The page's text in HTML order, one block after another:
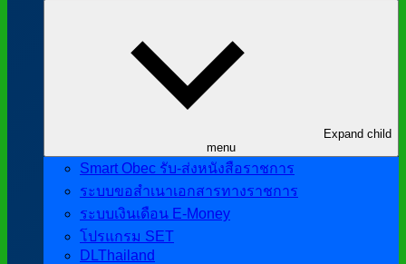
Expand child
menu
Smart Obec รับ-ส่งหนังสือราชการ
ระบบขอสำเนาเอกสารทางราชการ
ระบบเงินเดือน E-Money
โปรแกรม SET
DLThailand